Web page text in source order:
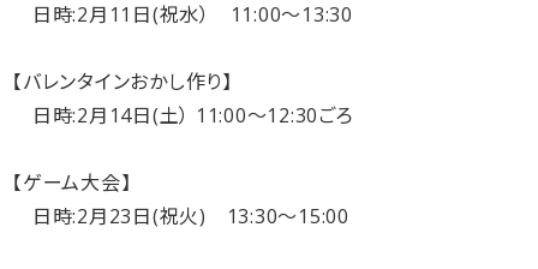
日時:2月11日(祝水） 11:00～13:30
【バレンタインおかし作り】
日時:2月14日(土） 11:00～12:30ごろ
【ゲーム大会】
日時:2月23日(祝火) 13:30～15:00